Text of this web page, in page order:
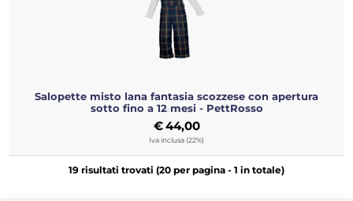
Salopette misto lana fantasia scozzese con apertura
sotto fino a 12 mesi - PettRosso
€44,00
Iva inclusa (22%)
19 risultati trovati (20 per pagina - 1 in totale)